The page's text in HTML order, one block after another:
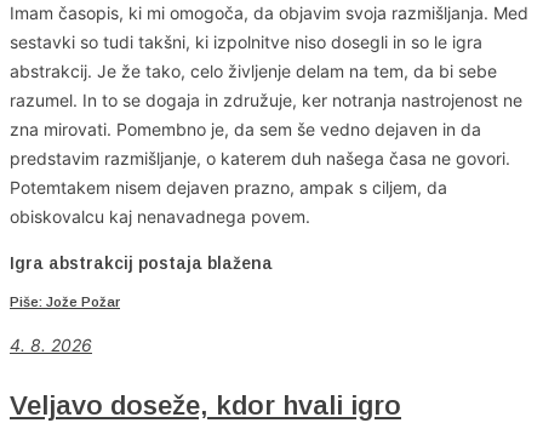
Imam časopis, ki mi omogoča, da objavim svoja razmišljanja. Med
sestavki so tudi takšni, ki izpolnitve niso dosegli in so le igra
abstrakcij. Je že tako, celo življenje delam na tem, da bi sebe
razumel. In to se dogaja in združuje, ker notranja nastrojenost ne
zna mirovati. Pomembno je, da sem še vedno dejaven in da
predstavim razmišljanje, o katerem duh našega časa ne govori.
Potemtakem nisem dejaven prazno, ampak s ciljem, da
obiskovalcu kaj nenavadnega povem.
Igra abstrakcij postaja blažena
Piše: Jože Požar
4. 8. 2026
Veljavo doseže, kdor hvali igro